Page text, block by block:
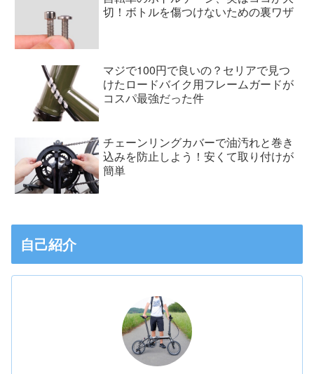
切！ボトルを傷つけないための裏ワザ
マジで100円で良いの？セリアで見つ
けたロードバイク用フレームガードが
コスパ最強だった件
チェーンリングカバーで油汚れと巻き
込みを防止しよう！安くて取り付けが
簡単
自己紹介